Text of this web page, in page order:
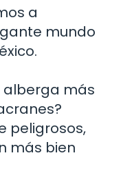
a
mundo
alberga más
peligrosos,
más bien